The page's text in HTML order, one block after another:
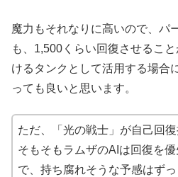
魔力もそれなりに高いので、パ
も、1,500くらい回復させるこ
けるタンクとして活用する場合
っても良いと思います。
ただ、「光の戦士」が自己回復
そもそもラムザのAIは回復を
で、持ち腐れそうな予感はずっ